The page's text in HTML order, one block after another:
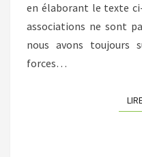
en élaborant le texte
associations ne sont
nous avons toujours
forces…